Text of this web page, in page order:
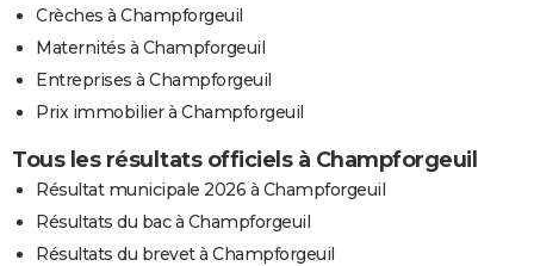
Crèches à Champforgeuil
Maternités à Champforgeuil
Entreprises à Champforgeuil
Prix immobilier à Champforgeuil
Tous les résultats officiels à Champforgeuil
Résultat municipale 2026 à Champforgeuil
Résultats du bac à Champforgeuil
Résultats du brevet à Champforgeuil